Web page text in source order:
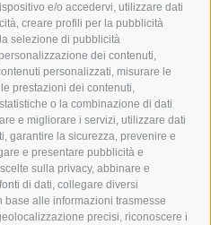
e/o accedervi, utilizzare dati
creare profili per la pubblicità
selezione di pubblicità
dei contenuti,
personalizzati, misurare le
prestazioni dei contenuti,
o la combinazione di dati
e migliorare i servizi, utilizzare dati
garantire la sicurezza, prevenire e
e presentare pubblicità e
sulla privacy, abbinare e
di dati, collegare diversi
alle informazioni trasmesse
precisi, riconoscere i
POLICY